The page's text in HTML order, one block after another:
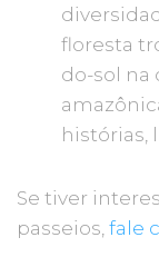
floresta
do-sol na
histórias,
Se tiver
passeios, fale